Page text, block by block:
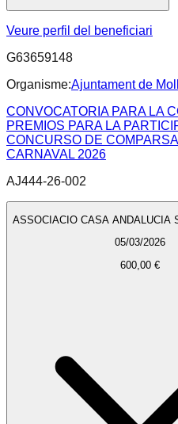
Veure perfil del beneficiari
G63659148
Organisme:Ajuntament de
CONVOCATORIA PARA LA
PREMIOS PARA LA
CONCURSO DE
CARNAVAL 2026
AJ444-26-002
ASSOCIACIO CASA ANDALUCIA
05/03/2026
600,00 €